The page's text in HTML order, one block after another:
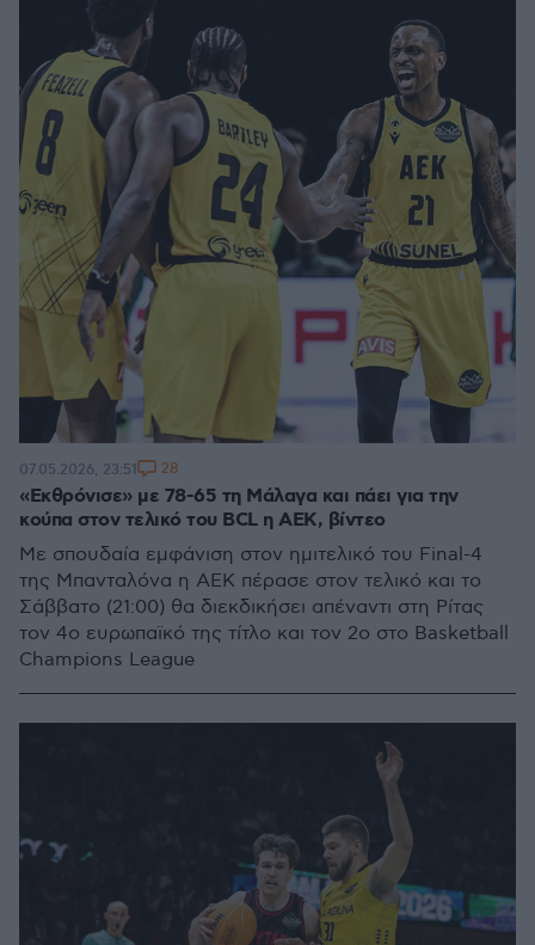
«Εκθρόνισε» με 78-65 τη Μάλαγα και πάει για την
κούπα στον τελικό του BCL η ΑΕΚ, βίντεο
Με σπουδαία εμφάνιση στον ημιτελικό του Final-4
της Μπανταλόνα η ΑΕΚ πέρασε στον τελικό και το
Σάββατο (21:00) θα διεκδικήσει απέναντι στη Ρίτας
τον 4ο ευρωπαϊκό της τίτλο και τον 2ο στο Basketball
Champions League
07.05.2026, 23:51 28